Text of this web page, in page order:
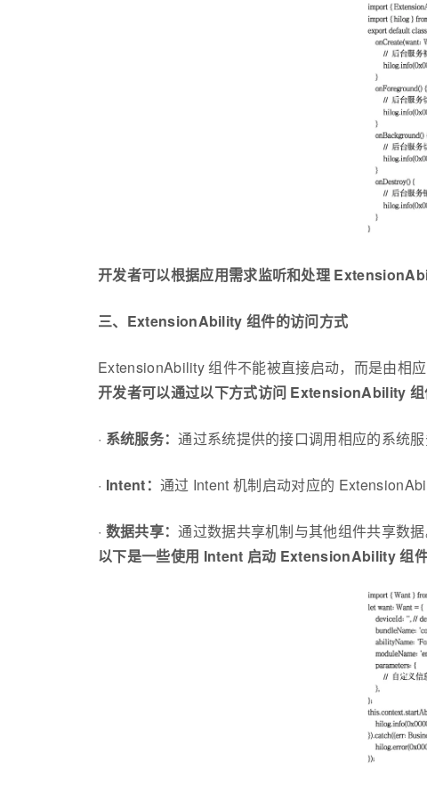
开发者可以根据应用需求监听和处理
三、ExtensionAbility 组件的访问方式
ExtensionAbility 组件不能被直接启动，而是由相
开发者可以通过以下方式访问 ExtensionAbility 组
· 系统服务：通过系统提供的接口调用相应的系统
· Intent： 通过 Intent 机制启动对应的
· 数据共享：通过数据共享机制与其他组件共享数据
以下是一些使用 Intent 启动 ExtensionAbility 组件